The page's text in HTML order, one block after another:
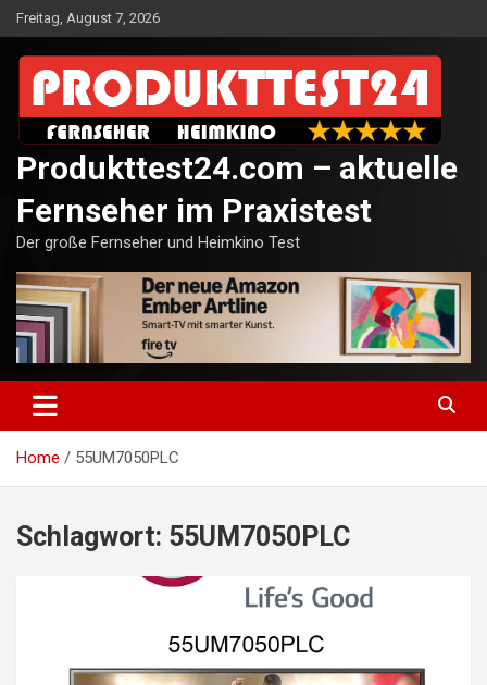
Skip
to
content
Freitag, August 7, 2026
Produkttest24.com – aktuelle
Fernseher im Praxistest
Der große Fernseher und Heimkino Test
Home 55UM7050PLC
Schlagwort: 55UM7050PLC